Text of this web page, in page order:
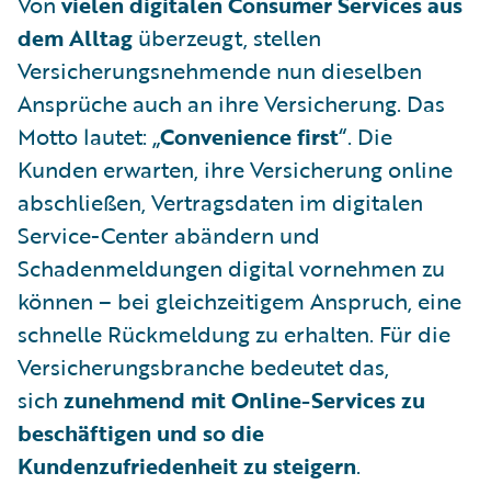
dem Alltag überzeugt, stellen
Versicherungsnehmende nun dieselben
Ansprüche auch an ihre Versicherung. Das
Motto lautet: „Convenience first“. Die
Kunden erwarten, ihre Versicherung online
abschließen, Vertragsdaten im digitalen
Service-Center abändern und
Schadenmeldungen digital vornehmen zu
können – bei gleichzeitigem Anspruch, eine
schnelle Rückmeldung zu erhalten. Für die
Versicherungsbranche bedeutet das,
sich zunehmend mit Online-Services zu
beschäftigen und so die
Kundenzufriedenheit zu steigern.